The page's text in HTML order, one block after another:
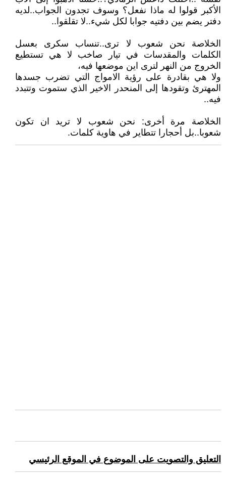
الأكبر قولوا له ماذا نفعل؟ وسوف تجدون الجواب..لديه
دفتر يضم بين دفتيه جوابا لكل شيء..لا تقلقوا..
الخلاصة نحن شعوب لا ترى..تنساب سكرى بعسل
الكلمات والمقدسات في تيار صاخب لا هي تستطيع
الخروج من النهر لترى اين موضعها فيه،
ولا هي بقادرة على رؤية الامواج التي تضرب جسدها
المهترئ وتقودها إلى المنحدر الاخير الذي ستموت وتتبدد
فيه..
الخلاصة مرة أخرى: نحن شعوب لا تريد ان تكون
شعوبا..بل أحجارا تتطاير في هاوية كلمات.
التعليق والتصويت على الموضوع في الموقع الرئيسي